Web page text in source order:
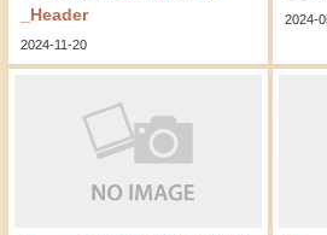
_Header
2024-11-20
2024-